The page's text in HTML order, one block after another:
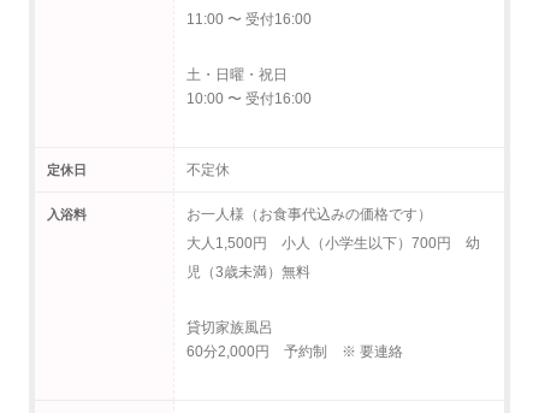
11:00 〜 受付16:00
土・日曜・祝日
10:00 〜 受付16:00
定休日 不定休
入浴料
お一人様（お食事代込みの価格です）
大人1,500円 小人（小学生以下）700円 幼
児（3歳未満）無料
貸切家族風呂
60分2,000円 予約制 ※ 要連絡